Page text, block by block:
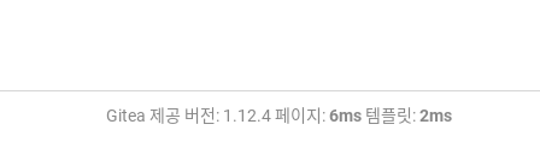
Gitea 제공 버전: 1.12.4 페이지:6ms템플릿:2ms